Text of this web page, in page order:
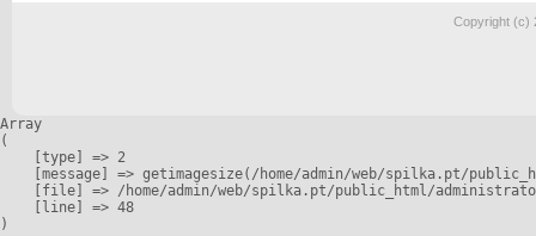
Copyright (c)
Array
(
    [type] => 2
[message] => getimagesize(/home/admin/web/spilka.pt/
[file] => /home/admin/web/spilka.pt/public_html/
    [line] => 48